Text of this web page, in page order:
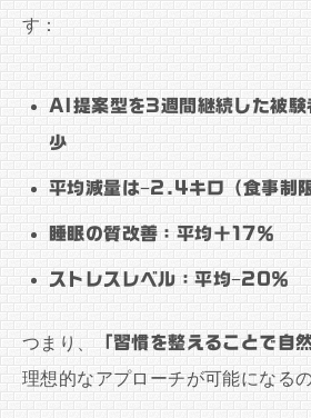
す：
AI提案型を3週間継続した被
少
平均減量は−2.4キロ（食事制限
睡眠の質改善：平均＋17％
ストレスレベル：平均−20％
つまり、 「習慣を整えることで自
理想的なアプローチが可能になるの